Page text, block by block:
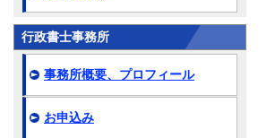
行政書士事務所
事務所概要、プロフィール
お申込み